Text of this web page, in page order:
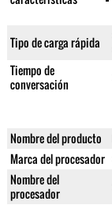
Tipo de carga rápida
Tiempo de
conversación
Nombre del producto
Marca del procesador
Nombre del
procesador